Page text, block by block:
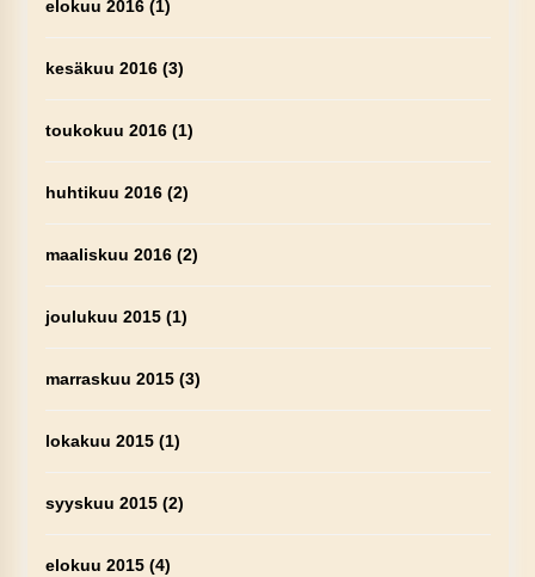
elokuu 2016(1)
kesäkuu 2016(3)
toukokuu 2016(1)
huhtikuu 2016(2)
maaliskuu 2016(2)
joulukuu 2015(1)
marraskuu 2015(3)
lokakuu 2015(1)
syyskuu 2015(2)
elokuu 2015(4)